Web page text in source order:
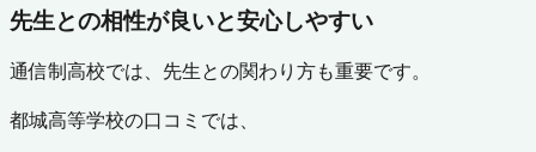
先生との相性が良いと安心しやすい
通信制高校では、先生との関わり方も重要です。
都城高等学校の口コミでは、